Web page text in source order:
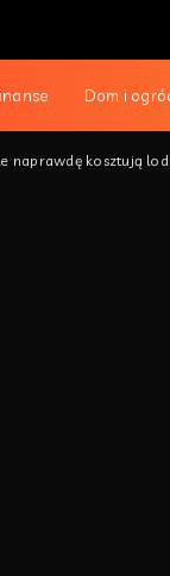
Dom i
naprawdę kosztują